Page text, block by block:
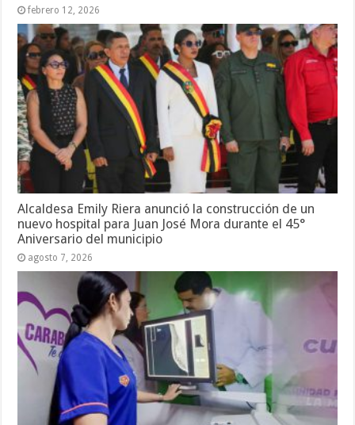
febrero 12, 2026
Alcaldesa Emily Riera anunció la construcción de un
nuevo hospital para Juan José Mora durante el 45°
Aniversario del municipio
agosto 7, 2026